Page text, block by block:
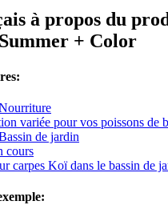
à propos du
+ Color
variée pour vos poissons de
de jardin
cours
carpes Koï dans le bassin de